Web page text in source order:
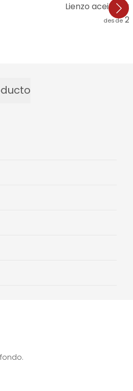
Lienzo
desde